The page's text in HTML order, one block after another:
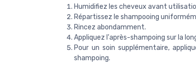
Humidifiez les cheveux avant
Répartissez le shampooing
Rincez abondamment.
Appliquez l'après-shampoing sur la
Pour un soin supplémentaire,
shampoing.